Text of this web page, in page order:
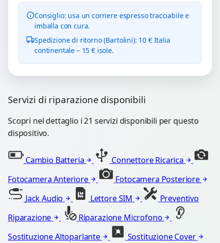
Consiglio: usa un corriere espresso tracciabile e
imballa con cura.
Spedizione di ritorno (Bartolini): 10 € Italia
continentale – 15 € isole.
Servizi di riparazione disponibili
Scopri nel dettaglio i 21 servizi disponibili per questo
dispositivo.
Cambio Batteria
Connettore Ricarica
Fotocamera Anteriore
Fotocamera Posteriore
Jack Audio
Lettore SIM
Preventivo
Riparazione
Riparazione Microfono
Sostituzione Altoparlante
Sostituzione Cover